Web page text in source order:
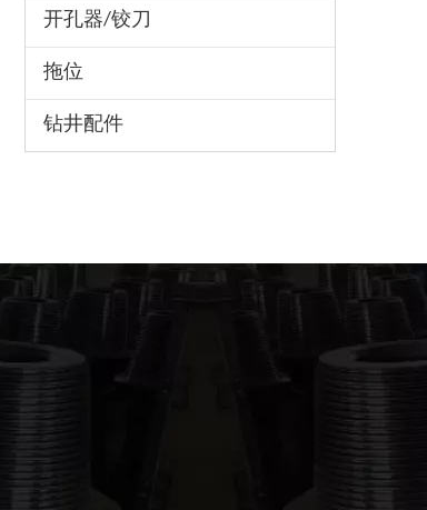
开孔器/铰刀
拖位
钻井配件